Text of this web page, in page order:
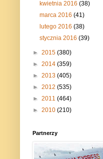
kwietnia 2016(38)
marca 2016(41)
lutego 2016(38)
stycznia 2016(39)
► 2015 (380)
► 2014 (359)
► 2013 (405)
► 2012 (535)
► 2011 (464)
► 2010 (210)
Partnerzy